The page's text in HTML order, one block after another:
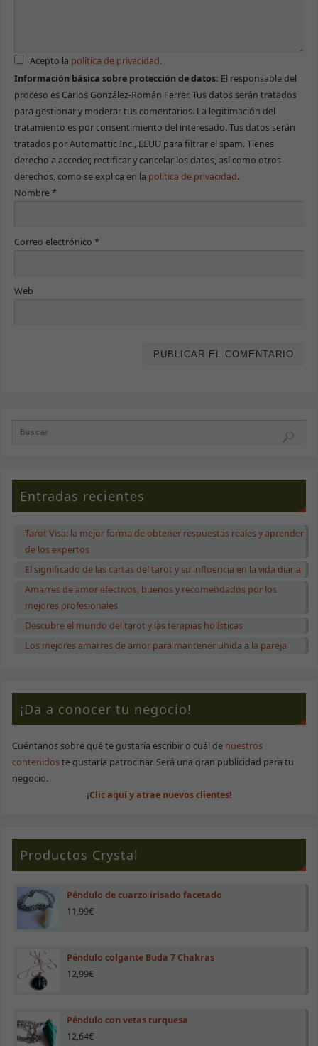
Acepto la política de privacidad.
Información básica sobre protección de datos: El responsable del
proceso es Carlos González-Román Ferrer. Tus datos serán tratados
para gestionar y moderar tus comentarios. La legitimación del
tratamiento es por consentimiento del interesado. Tus datos serán
tratados por Automattic Inc., EEUU para filtrar el spam. Tienes
derecho a acceder, rectificar y cancelar los datos, así como otros
derechos, como se explica en la política de privacidad.
Nombre*
Correo electrónico *
Web
Entradas recientes
Tarot Visa: la mejor forma de obtener respuestas reales y aprender
de los expertos
El significado de las cartas del tarot y su influencia en la vida diaria
Amarres de amor efectivos, buenos y recomendados por los
mejores profesionales
Descubre el mundo del tarot y las terapias holísticas
Los mejores amarres de amor para mantener unida a la pareja
¡Da a conocer tu negocio!
Cuéntanos sobre qué te gustaría escribir o cuál de nuestros
contenidoste gustaría patrocinar. Será una gran publicidad para tu
negocio.
¡Clic aquí y atrae nuevos clientes!
Productos Crystal
Péndulo de cuarzo irisado facetado
11,99€
Péndulo colgante Buda 7 Chakras
12,99€
Péndulo con vetas turquesa
12,64€
Necesarias
Estas cookies
no son
Son necesarias
web funcione
Estadísticas
funcionalidad
y estructura
se use.
Experiencia
mejor posible
algunas
comportamiento